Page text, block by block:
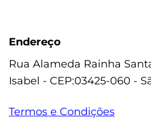
Endereço
Rua Alameda Rainha
Isabel - CEP:03425-060 -
Termos e Condições